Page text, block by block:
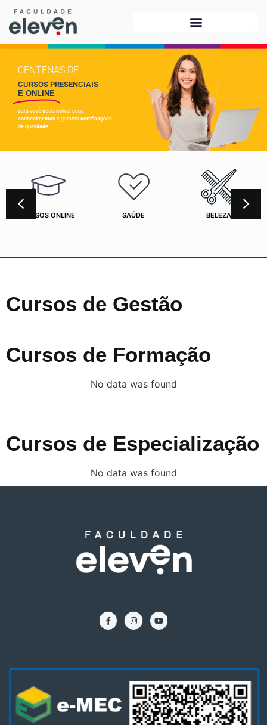
CENTENAS DE
CURSOS PRESENCIAIS
E ONLINE
para você desenvolver seus
conhecimentos e garantir certificações
de qualidade.
CURSOS ONLINE SAÚDE BELEZA
Cursos de Gestão
Cursos de Formação
No data was found
Cursos de Especialização
No data was found